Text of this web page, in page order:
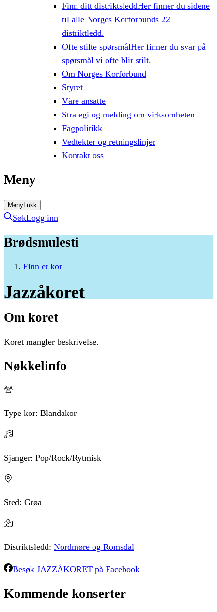
Finn ditt distriktsleddHer finner du sidene
til alle Norges Korforbunds 22
distriktledd.
Ofte stilte spørsmålHer finner du svar på
spørsmål vi ofte blir stilt.
Om Norges Korforbund
Styret
Våre ansatte
Strategi og melding om virksomheten
Fagpolitikk
Vedtekter og retningslinjer
Kontakt oss
Meny
MenyLukk
SøkLogg inn
Brødsmulesti
Finn et kor
Jazzåkoret
Om koret
Koret mangler beskrivelse.
Nøkkelinfo
Type kor: Blandakor
Sjanger: Pop/Rock/Rytmisk
Sted: Grøa
Distriktsledd: Nordmøre og Romsdal
Besøk JAZZÅKORET på Facebook
Kommende konserter